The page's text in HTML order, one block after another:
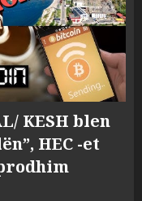
KESH blen
HEC -et